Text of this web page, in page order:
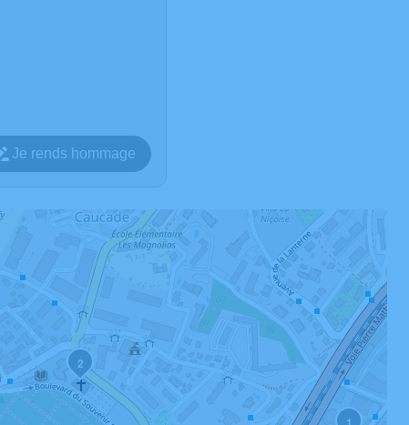
Je rends hommage
2